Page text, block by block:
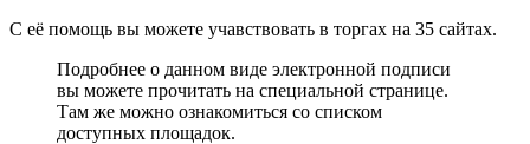
С её помощь вы можете учавствовать в торгах на 35 сайтах.
Подробнее о данном виде электронной подписи
вы можете прочитать на специальной странице.
Там же можно ознакомиться со списком
доступных площадок.